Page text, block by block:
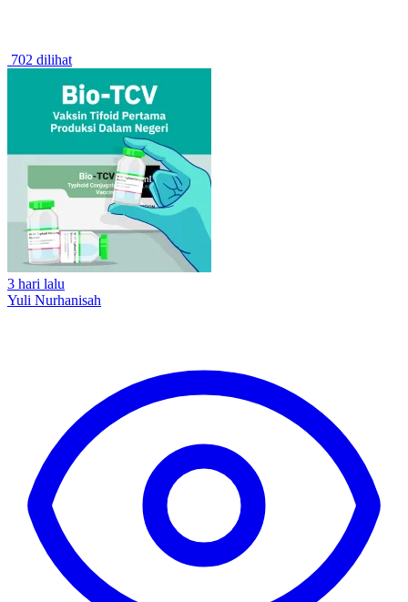
702 dilihat
3 hari lalu
Yuli Nurhanisah